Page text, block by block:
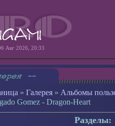
Авг 2026, 20:33
» Галерея » Альбомы
Gоmez - Dragon-Heart
Разделы: